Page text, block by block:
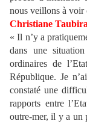
nous veillons à voir
Christiane
« Il n’y a
dans une
ordinaires de
République. Je
constaté une
rapports entre
outre-mer, il y a un